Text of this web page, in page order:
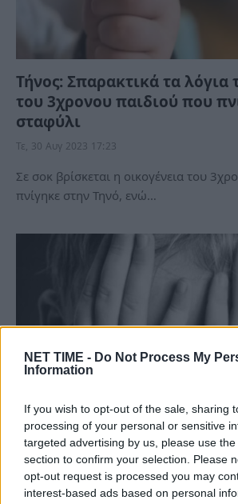
NET TIME - Do Not Process My
Information
If you wish to opt-out of the sale, sharing
processing of your personal or sensitive
targeted advertising by us, please use
section to confirm your selection. Please
opt-out request is processed you may
interest-based ads based on personal
Τήνος: Σπαρακτικά τα
του 3χρονου παιδιού που
σταφύλι
Τε, 30 Αυγ 2023 17:23
Σε σοκ βρίσκεται η οικογένεια του
πνίγηκε στην Τηνό, ενώ…
Τραγωδία Τήνος: Το διπλό
μοίρας για την οικογένεια
παιδιού – Η τραγική